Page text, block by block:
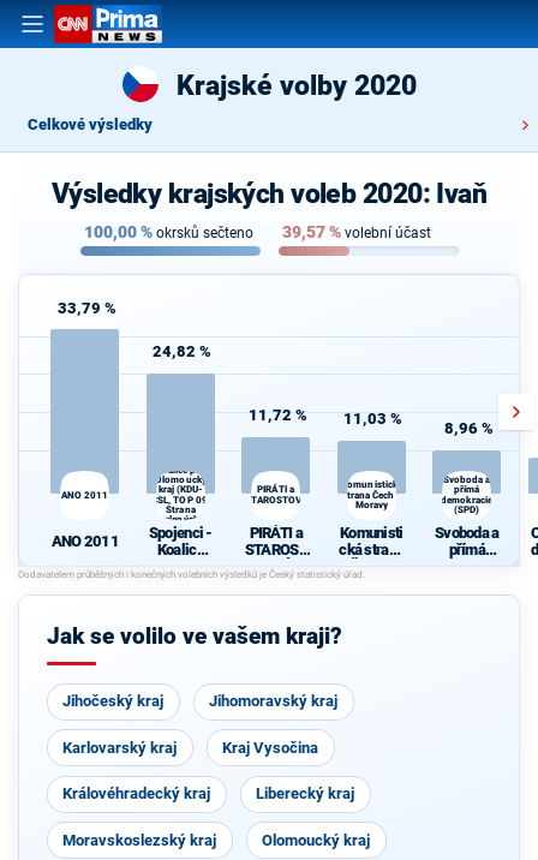
Krajské volby 2020
Celkové výsledky
Výsledky krajských voleb 2020: Ivaň
100,00% okrsků sečteno 39,57% volební účast
33,79 %
ANO 2011
ANO 2011
24,82 %
Koalice pro
Olomoucký
kraj (KDU-
ČSL, TOP 09,
Strana
zelených,
ProOlomouc)
Spojenci -
Koalice
pro
Olomouck
ý kraj
ČSL, TOP
ProOlomo
uc)
11,72 %
PIRÁTI a
STAROSTOVÉ
PIRÁTI a
STAROST
OVÉ
11,03 %
Komunistická
strana Čech a
Moravy
Komunisti
cká strana
Čech a
Moravy
8,96 %
Svoboda a
přímá
demokracie
(SPD)
Svoboda a
přímá
demokraci
Jak se volilo ve vašem kraji?
Jihočeský kraj Jihomoravský kraj
Karlovarský kraj Kraj Vysočina
Královéhradecký kraj Liberecký kraj
Moravskoslezský kraj Olomoucký kraj